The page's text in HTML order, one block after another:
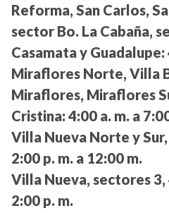
Reforma, San Carlos,
sector Bo. La Cabaña,
Casamata y Guadalupe:
Miraflores Norte, Villa
Miraflores, Miraflores
Cristina: 4:00 a. m. a
Villa Nueva Norte y
2:00 p. m. a 12:00 m.
Villa Nueva, sectores 3,
2:00 p. m.